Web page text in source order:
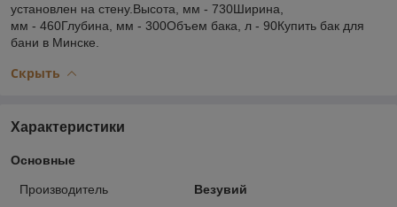
установлен на стену.Высота, мм - 730Ширина,
мм - 460Глубина, мм - 300Объем бака, л - 90Купить бак для
бани в Минске.
Скрыть
Характеристики
Основные
Производитель
Везувий